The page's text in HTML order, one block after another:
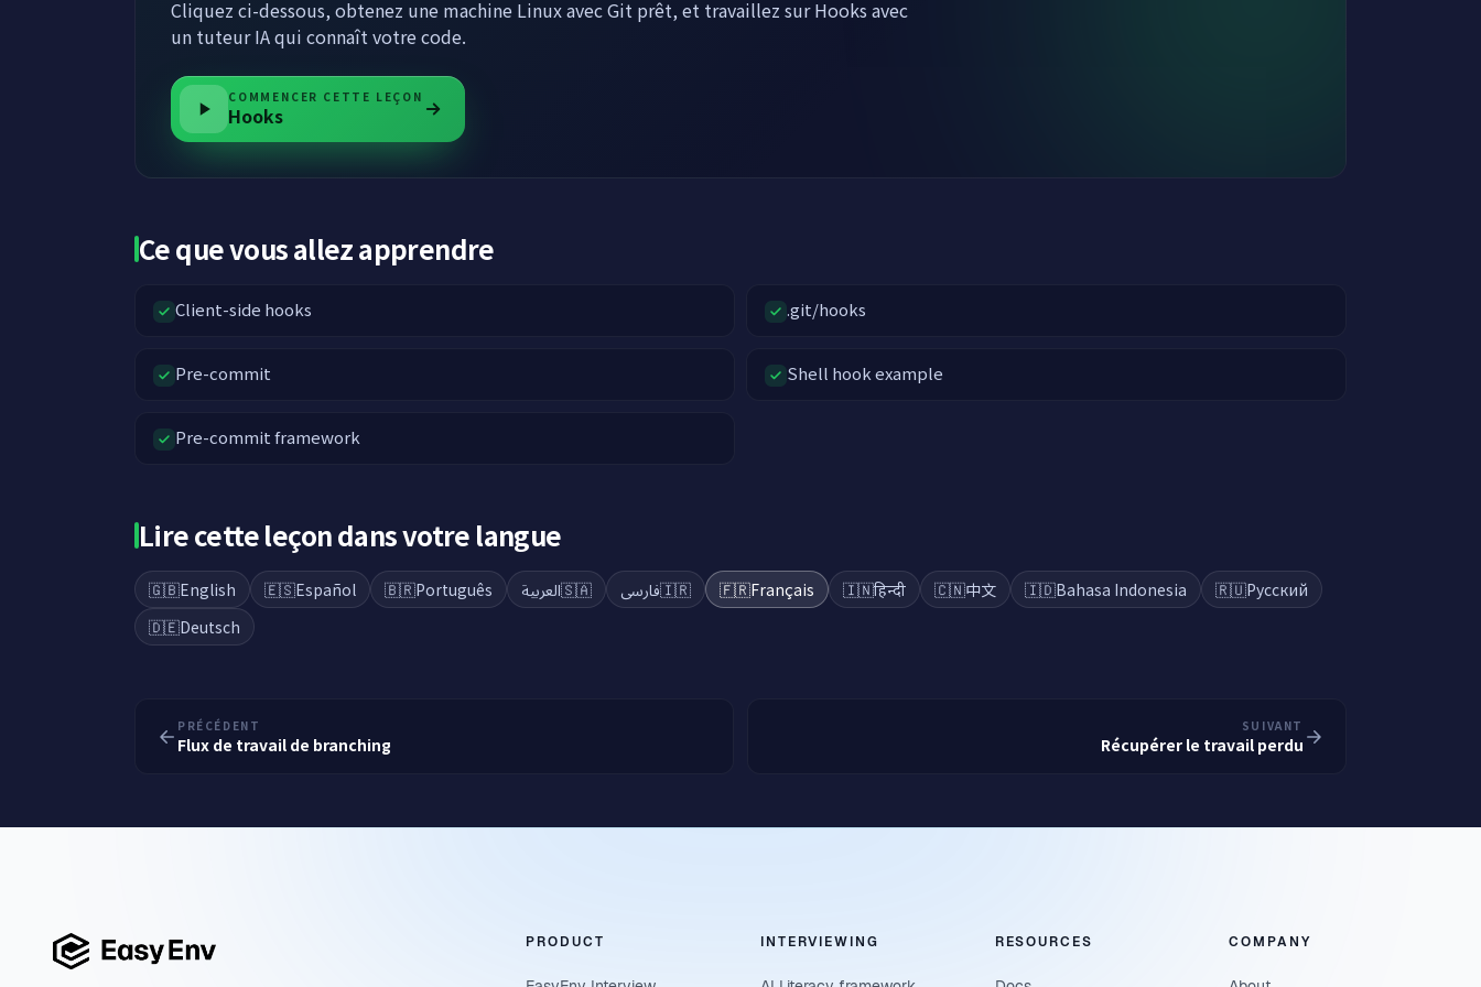
Cliquez ci-dessous, obtenez une machine Linux avec Git prêt, et travaillez sur Hooks avec
un tuteur IA qui connaît votre code.
COMMENCER CETTE LEÇON
Hooks
Ce que vous allez apprendre
Client-side hooks .git/hooks
Pre-commit Shell hook example
Pre-commit framework
Lire cette leçon dans votre langue
🇬🇧English 🇪🇸Español 🇧🇷Português 🇸🇦العربية 🇮🇷فارسی 🇫🇷Français 🇮🇳हिन्दी 🇨🇳中文 🇮🇩Bahasa Indonesia 🇷🇺Русский
🇩🇪Deutsch
PRÉCÉDENT
Flux de travail de branching
SUIVANT
Récupérer le travail perdu
PRODUCT INTERVIEWING RESOURCES COMPANY